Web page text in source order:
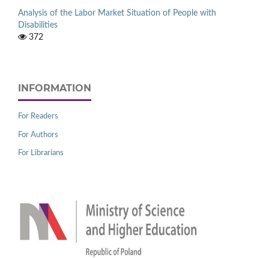
Analysis of the Labor Market Situation of People with
Disabilities
372
INFORMATION
For Readers
For Authors
For Librarians